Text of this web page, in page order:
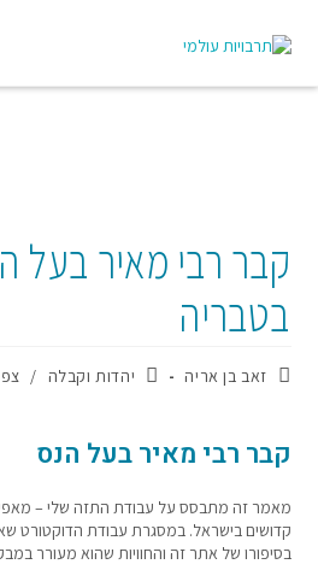
קבר רבי מאיר בעל
בטבריה
זאב בן אריה יהדות וקבלה / צפון
קבר רבי מאיר בעל הנס
מאמר זה מתבסס על עבודת התזה שלי –
קדושים בישראל. במסגרת עבודת הדוקטורט
בסיפורו של אתר זה והחוויות שהוא מעורר